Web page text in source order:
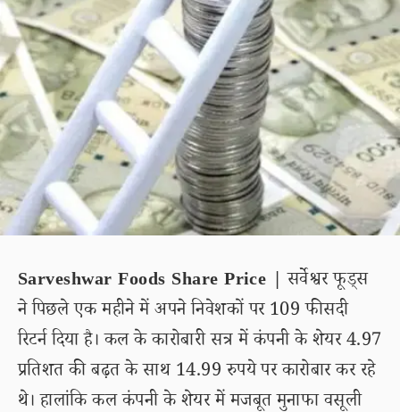
Sarveshwar Foods Share Price | सर्वेश्वर फूड्स
ने पिछले एक महीने में अपने निवेशकों पर 109 फीसदी
रिटर्न दिया है। कल के कारोबारी सत्र में कंपनी के शेयर 4.97
प्रतिशत की बढ़त के साथ 14.99 रुपये पर कारोबार कर रहे
थे। हालांकि कल कंपनी के शेयर में मजबूत मुनाफा वसूली